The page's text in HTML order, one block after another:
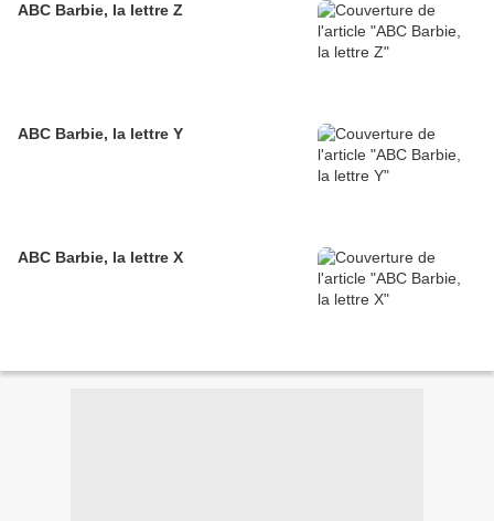
ABC Barbie, la lettre Z
ABC Barbie, la lettre Y
ABC Barbie, la lettre X